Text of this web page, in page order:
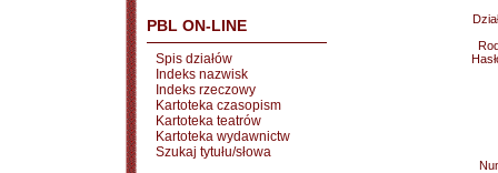
PBL ON-LINE
Spis działów
Indeks nazwisk
Indeks rzeczowy
Kartoteka czasopism
Kartoteka teatrów
Kartoteka wydawnictw
Szukaj tytułu/słowa